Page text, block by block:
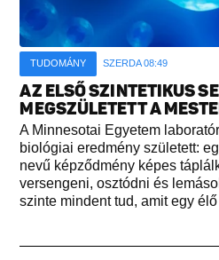
TUDOMÁNY SZERDA 08:49
AZ ELSŐ SZINTETIKUS
MEGSZÜLETETT A
A Minnesotai Egyetem
biológiai eredmény született:
nevű képződmény képes
versengeni, osztódni és
szinte mindent tud, amit egy